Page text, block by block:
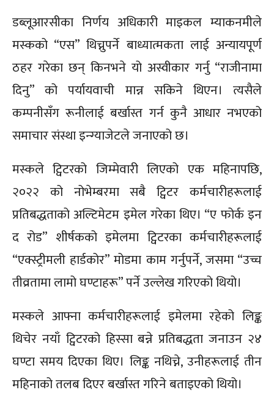
डब्लूआरसीका निर्णय अधिकारी माइकल म्याकनमीले
मस्कको “एस” थिच्नुपर्ने बाध्यात्मकता लाई अन्यायपूर्ण
ठहर गरेका छन् किनभने यो अस्वीकार गर्नु “राजीनामा
दिनु” को पर्यायवाची मान्न सकिने थिएन। त्यसैले
कम्पनीसँग रूनीलाई बर्खास्त गर्न कुनै आधार नभएको
समाचार संस्था इन्ग्याजेटले जनाएको छ।
मस्कले ट्विटरको जिम्मेवारी लिएको एक महिनापछि,
२०२२ को नोभेम्बरमा सबै ट्विटर कर्मचारीहरूलाई
प्रतिबद्धताको अल्टिमेटम इमेल गरेका थिए। “ए फोर्क इन
द रोड” शीर्षकको इमेलमा ट्विटरका कर्मचारीहरूलाई
“एक्स्ट्रीमली हार्डकोर” मोडमा काम गर्नुपर्ने, जसमा “उच्च
तीव्रतामा लामो घण्टाहरू” पर्ने उल्लेख गरिएको थियो।
मस्कले आफ्ना कर्मचारीहरूलाई इमेलमा रहेको लिङ्क
थिचेर नयाँ ट्विटरको हिस्सा बन्ने प्रतिबद्धता जनाउन २४
घण्टा समय दिएका थिए। लिङ्क नथिच्ने, उनीहरूलाई तीन
महिनाको तलब दिएर बर्खास्त गरिने बताइएको थियो।